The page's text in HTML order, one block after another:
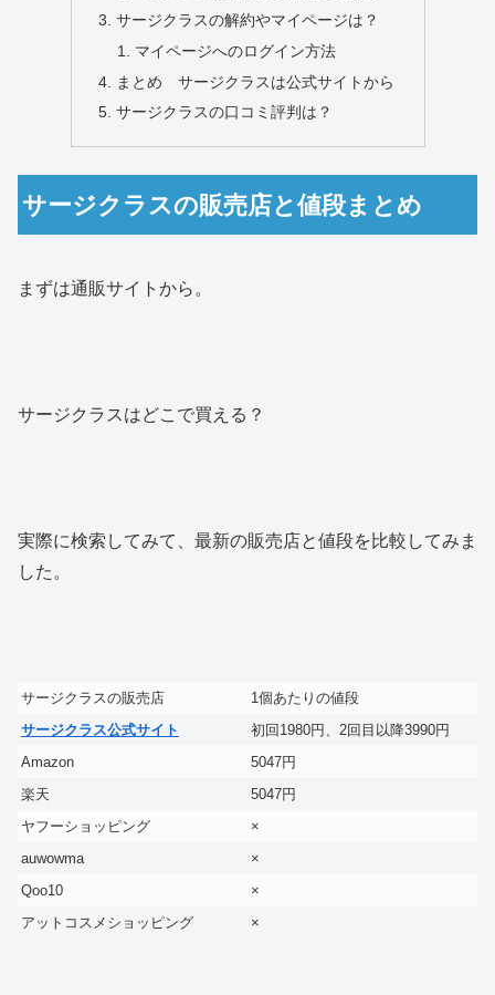
サージクラスの解約やマイページは？
マイページへのログイン方法
まとめ サージクラスは公式サイトから
サージクラスの口コミ評判は？
サージクラスの販売店と値段まとめ
まずは通販サイトから。
サージクラスはどこで買える？
実際に検索してみて、最新の販売店と値段を比較してみま
した。
サージクラスの販売店
1個あたりの値段
サージクラス公式サイト
初回1980円、2回目以降3990円
Amazon
5047円
楽天
5047円
ヤフーショッピング
×
auwowma
×
Qoo10
×
アットコスメショッピング
×